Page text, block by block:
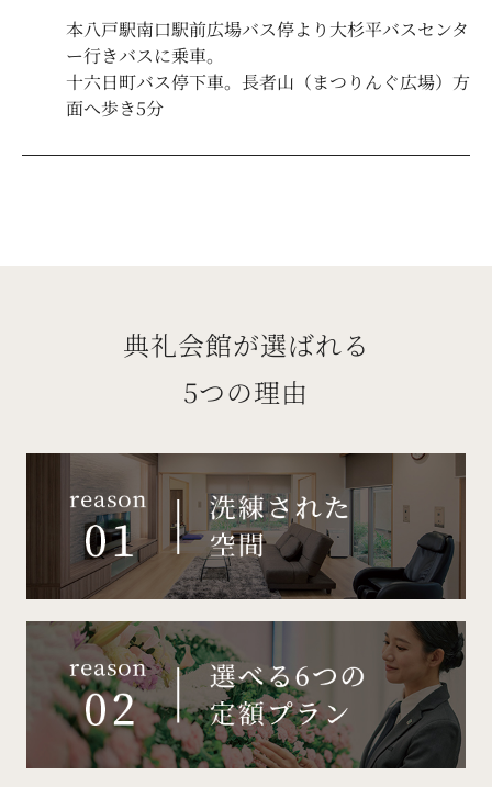
本八戸駅南口駅前広場バス停より大杉平バスセンタ
ー行きバスに乗車。
十六日町バス停下車。長者山（まつりんぐ広場）方
面へ歩き5分
典礼会館が選ばれる
5つの理由